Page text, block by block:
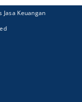
Keuangan